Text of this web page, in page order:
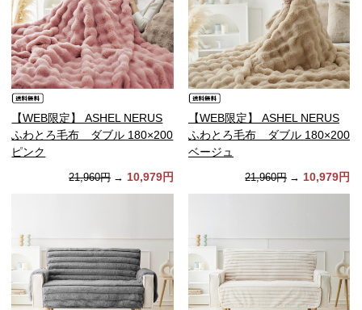
【WEB限定】 ASHEL NERUS
ふわとろ毛布 ダブル 180×200
ピンク
21,960円 → 10,979円
【WEB限定】 ASHEL NERUS
ふわとろ毛布 ダブル 180×200
ベージュ
21,960円 → 10,979円